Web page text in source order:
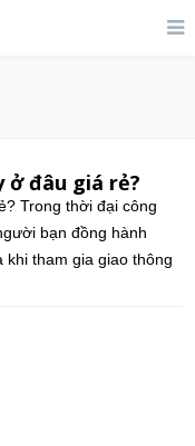
ở đâu giá rẻ?
Trong thời đại công
bạn đồng hành
khi tham gia giao thông